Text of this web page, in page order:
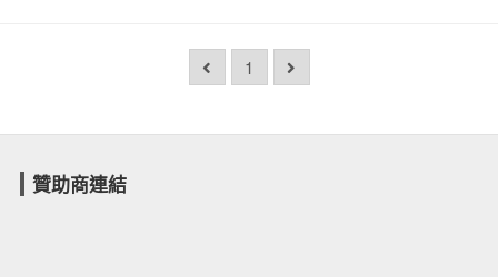
1
贊助商連結